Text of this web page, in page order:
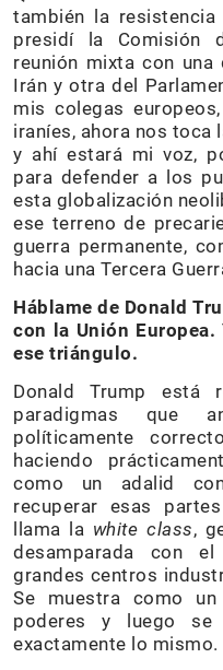
también la
presidí la Comisión
reunión mixta con una
Irán y otra del
mis colegas
iraníes, ahora nos toca
y ahí estará mi voz,
para defender a los
esta globalización
ese terreno de
guerra permanente,
hacia una Tercera
Háblame de Donald
con la Unión
ese triángulo.
Donald Trump está
paradigmas que
políticamente
haciendo
como un adalid
recuperar esas
llama la white class,
desamparada con
grandes centros
Se muestra como
poderes y luego se
exactamente lo mismo.